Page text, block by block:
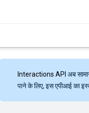
Interactions API अब
पाने के लिए, इस एपीआई का